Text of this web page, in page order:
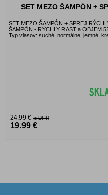
SET MEZO ŠAMPÓN +
SET MEZO ŠAMPÓN + SPREJ
ŠAMPÓN - RÝCHLY RAST a OBJEM
Typ vlasov: suché, normálne, jemné,
24.99 €s DPH
19.99 €